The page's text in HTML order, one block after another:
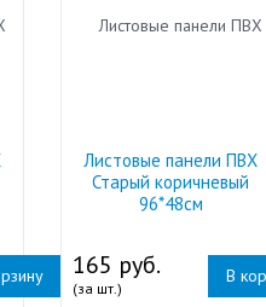
Листовые панели ПВХ
Старый коричневый
96*48см
165 руб.
(за шт.)
В